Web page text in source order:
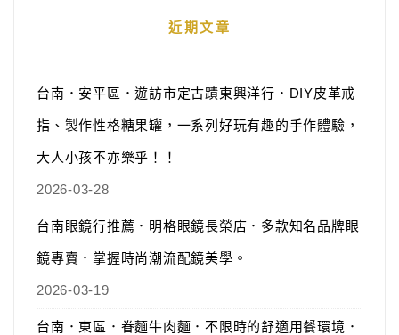
近期文章
台南．安平區．遊訪市定古蹟東興洋行．DIY皮革戒
指、製作性格糖果罐，一系列好玩有趣的手作體驗，
大人小孩不亦樂乎！！
2026-03-28
台南眼鏡行推薦．明格眼鏡長榮店．多款知名品牌眼
鏡專賣．掌握時尚潮流配鏡美學。
2026-03-19
台南．東區．眷麵牛肉麵．不限時的舒適用餐環境．